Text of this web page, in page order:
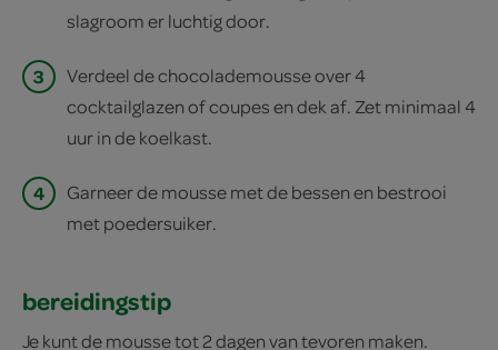
slagroom er luchtig door.
3
Verdeel de chocolademousse over 4
cocktailglazen of coupes en dek af. Zet minimaal 4
uur in de koelkast.
4
Garneer de mousse met de bessen en bestrooi
met poedersuiker.
bereidingstip
Je kunt de mousse tot 2 dagen van tevoren maken.